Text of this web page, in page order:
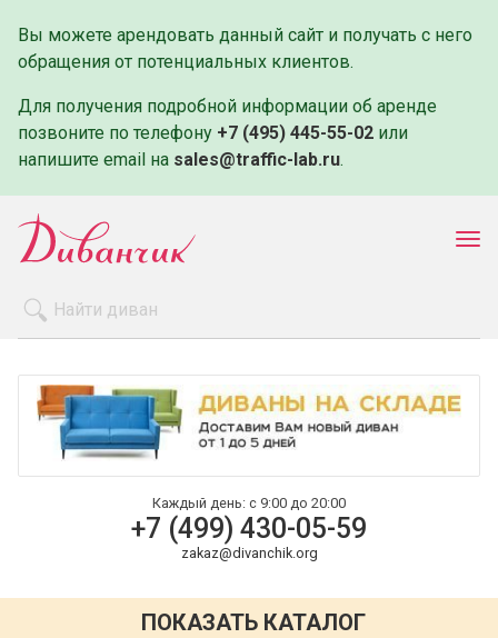
Вы можете арендовать данный сайт и получать с него
обращения от потенциальных клиентов.
Для получения подробной информации об аренде
позвоните по телефону +7 (495) 445-55-02 или
напишите email на sales@traffic-lab.ru.
Оплата и доставка
Контакты
Каждый день: с 9:00 до 20:00
+7 (499) 430-05-59
zakaz@divanchik.org
ПОКАЗАТЬ КАТАЛОГ